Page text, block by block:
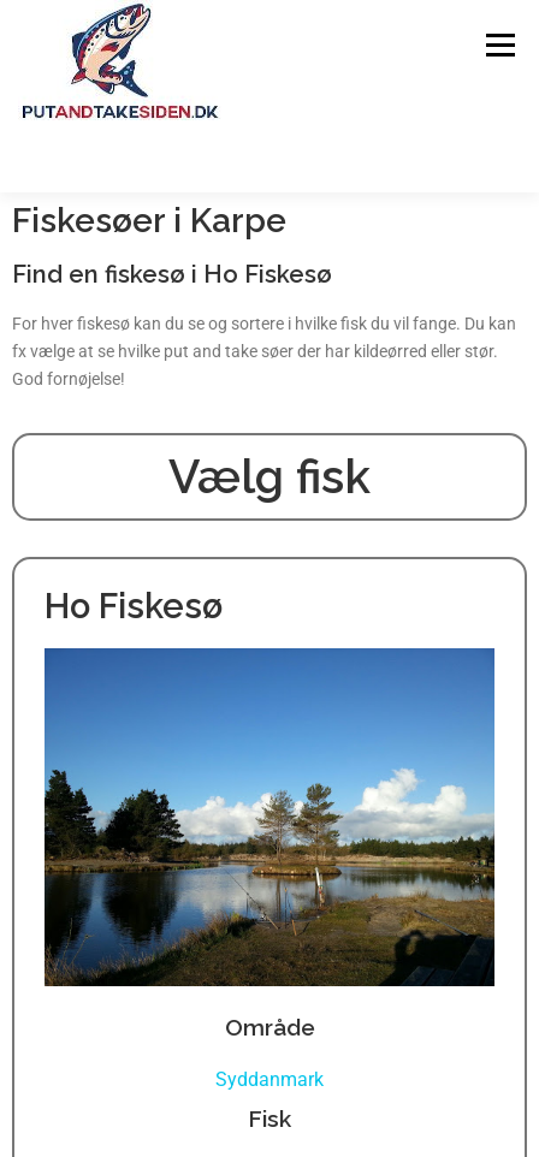
Menu
FORSIDE GUIDES
OM SIDEN
Fiskesøer i Karpe
Find en fiskesø i Ho Fiskesø
For hver fiskesø kan du se og sortere i hvilke fisk du vil fange. Du kan
fx vælge at se hvilke put and take søer der har kildeørred eller stør.
God fornøjelse!
Vælg fisk
Ho Fiskesø
Område
Syddanmark
Fisk